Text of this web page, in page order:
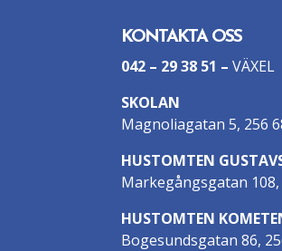
KONTAKTA OSS
042 – 29 38 51 –VÄXEL
SKOLAN
Magnoliagatan 5, 256
HUSTOMTEN
Markegångsgatan
HUSTOMTEN
Bogesundsgatan 86,